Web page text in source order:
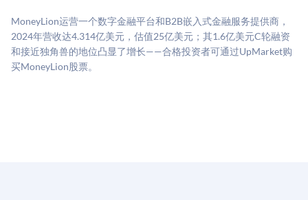
司可比倍数应用私有公司折扣，以反映流动性不足和信
息不对称。此估值不构成投资建议，可能与实际交易价
格存在重大差异。
MoneyLion运营一个数字金融平台和B2B嵌入式金融服务提供商，
2024年营收达4.314亿美元，估值25亿美元；其1.6亿美元C轮融资
和接近独角兽的地位凸显了增长——合格投资者可通过UpMarket购
买MoneyLion股票。